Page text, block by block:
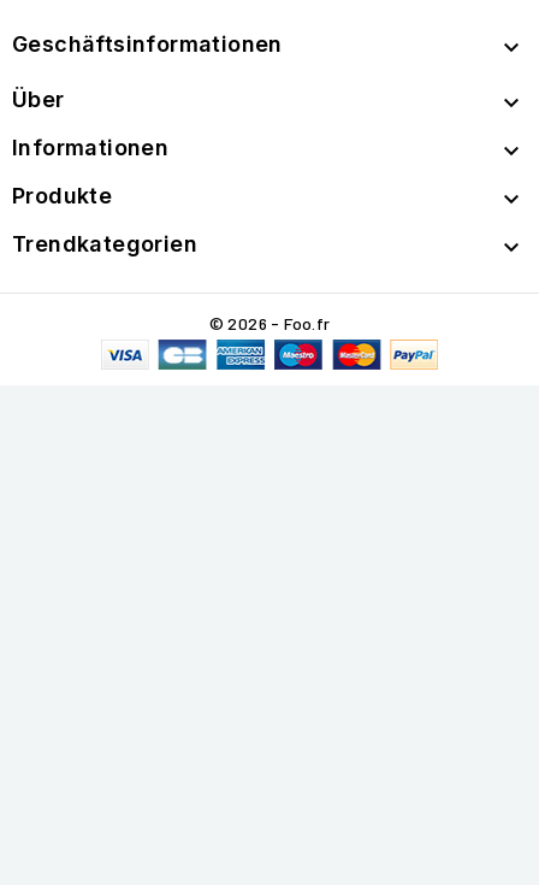
Geschäftsinformationen 
Über 
Informationen 
Produkte 
Trendkategorien 
© 2026 - Foo.fr